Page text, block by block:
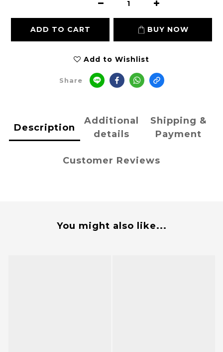
ADD TO CART BUY NOW
Add to Wishlist
Share
Description
Additional
details
Shipping &
Payment
Customer Reviews
You might also like...